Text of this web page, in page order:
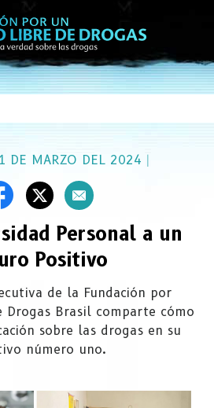
DE MARZO DEL 2024 |
Personal a un
Positivo
de la Fundación por
Drogas Brasil comparte cómo
sobre las drogas en su
número uno.